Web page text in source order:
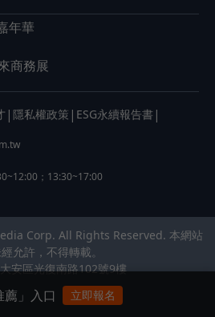
年華
商務展
| 隱私權政策 | ESG永續報告書 |
；13:30~17:00
Corp. All Rights Reserved. 本網站
允許，不得轉載。
安區光復南路102號9樓
」入口 立即報名